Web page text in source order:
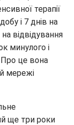
терапії
і 7 днів на
відвідування
минулого і
Про це вона
мережі
ще три роки